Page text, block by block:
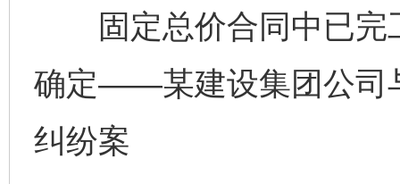
固定总价合同中已完
确定——某建设集团公司
纠纷案